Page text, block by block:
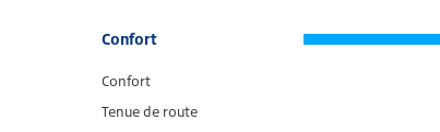
Confort
Confort
Tenue de route